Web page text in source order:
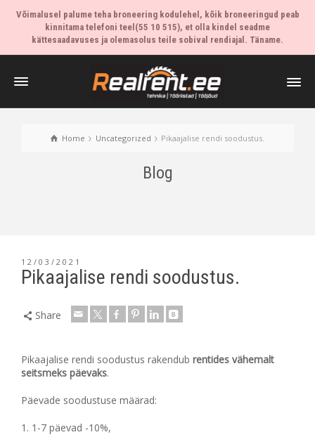
Võimalusel palume teha broneering kodulehel, kõik broneeringud peab
kinnitama telefoni teel(55 10 515), et olla kindel seadme
kättesaadavuses ja olemasolus teile sobival rendiajal. Täname.
Home Uncategorized Pikaajalise rendi soodustus.
Blog
12/03/2021
Pikaajalise rendi soodustus.
Share
Pikaajalise rendi soodustus rakendub rentides vähemalt
seitsmeks päevaks.
Päevade soodustuse määrad:
1. 1-7 päevad -10%,